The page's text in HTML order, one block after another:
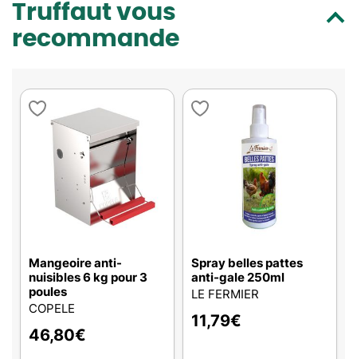
Truffaut vous
recommande
Mangeoire anti-
nuisibles 6 kg pour 3
poules
COPELE
46,80€
Spray belles pattes
anti-gale 250ml
LE FERMIER
11,79€